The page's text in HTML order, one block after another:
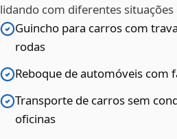
lidando com diferentes
Guincho para carros com
rodas
Reboque de automóveis com
Transporte de carros sem
oficinas